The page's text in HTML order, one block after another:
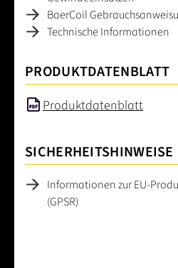
BaerCoil
Technische Informationen
PRODUKTDATENBLATT
Produktdatenblatt
SICHERHEITSHINWEISE
Informationen zur EU-
(GPSR)